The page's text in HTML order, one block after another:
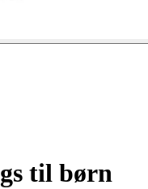
til børn